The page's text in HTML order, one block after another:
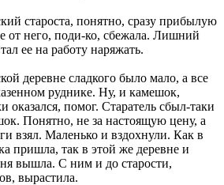
староста, понятно, сразу прибылую
от него, поди-ко, сбежала. Лишний
ее на работу наряжать.
деревне сладкого было мало, а все
руднике. Ну, и камешок,
оказался, помог. Старатель сбыл-таки
Понятно, не за настоящую цену, а
взял. Маленько и вздохнули. Как в
пришла, так в этой же деревне и
вышла. С ним и до старости,
вырастила.